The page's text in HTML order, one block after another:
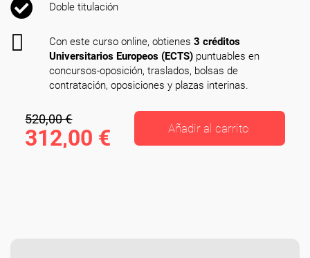
Doble titulación
Con este curso online, obtienes 3 créditos
Universitarios Europeos (ECTS) puntuables en
concursos-oposición, traslados, bolsas de
contratación, oposiciones y plazas interinas.
520,00 €
312,00 € Añadir al carrito